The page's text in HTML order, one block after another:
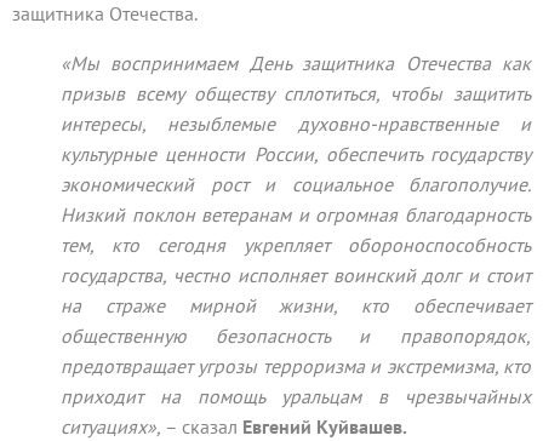
защитника Отечества.
«Мы воспринимаем День защитника Отечества как
призыв всему обществу сплотиться, чтобы защитить
интересы, незыблемые духовно-нравственные и
культурные ценности России, обеспечить государству
экономический рост и социальное благополучие.
Низкий поклон ветеранам и огромная благодарность
тем, кто сегодня укрепляет обороноспособность
государства, честно исполняет воинский долг и стоит
на страже мирной жизни, кто обеспечивает
общественную безопасность и правопорядок,
предотвращает угрозы терроризма и экстремизма, кто
приходит на помощь уральцам в чрезвычайных
ситуациях», – сказал Евгений Куйвашев.